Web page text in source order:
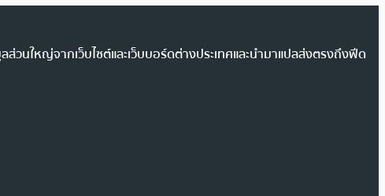
วนใหญ่จากเว็บไซต์และเว็บบอร์ดต่างประเทศและนำมาแปลส่งตรงถึงฟีด